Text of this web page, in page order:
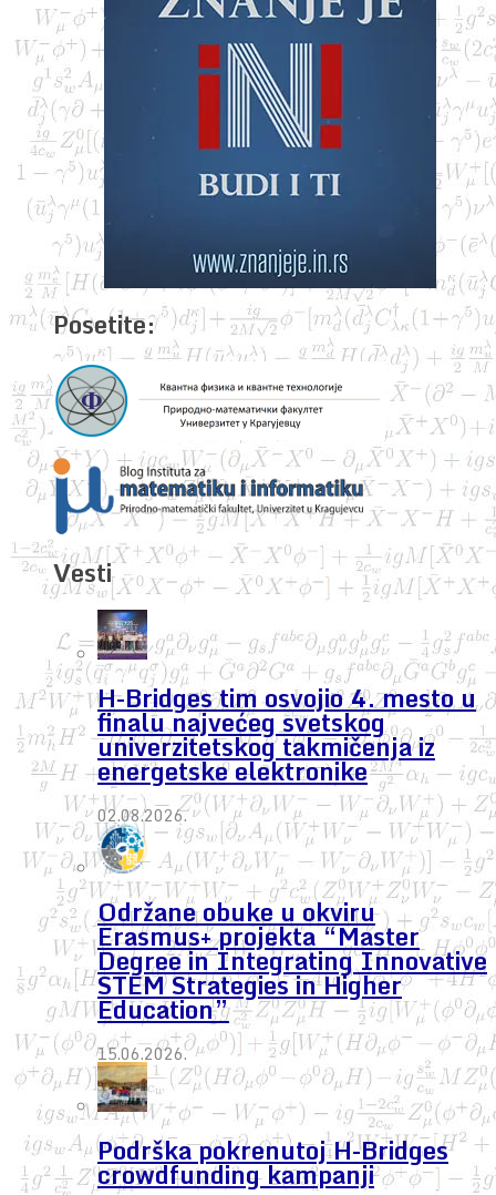
Posetite:
Vesti
H-Bridges tim osvojio 4. mesto u
finalu najvećeg svetskog
univerzitetskog takmičenja iz
energetske elektronike
02.08.2026.
Održane obuke u okviru
Erasmus+ projekta “Master
Degree in Integrating Innovative
STEM Strategies in Higher
Education”
15.06.2026.
Podrška pokrenutoj H-Bridges
crowdfunding kampanji